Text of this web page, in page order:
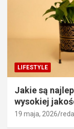
LIFESTYLE
Jakie są
wysokiej
19 maja, 2026